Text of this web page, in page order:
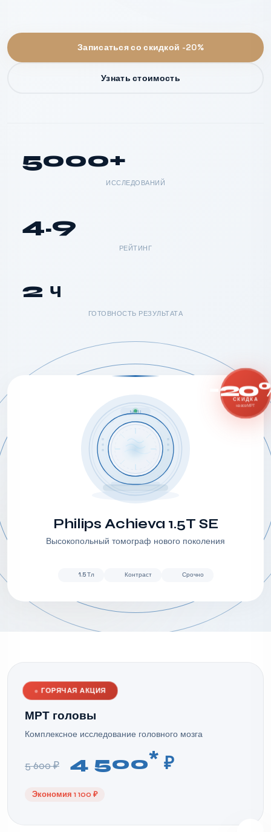
Записаться со скидкой -20%
Узнать стоимость
5000+
ИССЛЕДОВАНИЙ
4.9
РЕЙТИНГ
2 ч
ГОТОВНОСТЬ РЕЗУЛЬТАТА
- СКИДКА
на все МРТ
MRI
Philips Achieva 1.5T SE
Высокопольный томограф нового поколения
1.5 Тл Контраст Срочно
● ГОРЯЧАЯ АКЦИЯ
МРТ головы
Комплексное исследование головного мозга
5 600 ₽ 4 500* ₽
Экономия 1 100 ₽